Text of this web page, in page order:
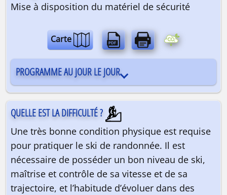
Mise à disposition du matériel de sécurité
Carte
PROGRAMME AU JOUR LE JOUR
QUELLE EST LA DIFFICULTÉ ?
Une très bonne condition physique est requise
pour pratiquer le ski de randonnée. Il est
nécessaire de posséder un bon niveau de ski,
maîtrise et contrôle de sa vitesse et de sa
trajectoire, et l’habitude d’évoluer dans des